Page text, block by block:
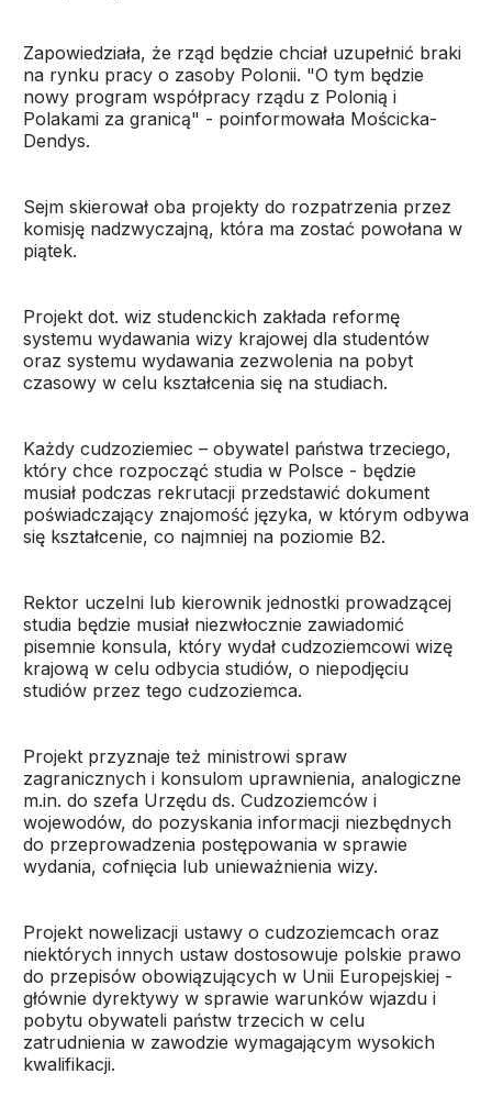
Zapowiedziała, że rząd będzie chciał uzupełnić braki
na rynku pracy o zasoby Polonii. "O tym będzie
nowy program współpracy rządu z Polonią i
Polakami za granicą" - poinformowała Mościcka-
Dendys.
Sejm skierował oba projekty do rozpatrzenia przez
komisję nadzwyczajną, która ma zostać powołana w
piątek.
Projekt dot. wiz studenckich zakłada reformę
systemu wydawania wizy krajowej dla studentów
oraz systemu wydawania zezwolenia na pobyt
czasowy w celu kształcenia się na studiach.
Każdy cudzoziemiec – obywatel państwa trzeciego,
który chce rozpocząć studia w Polsce - będzie
musiał podczas rekrutacji przedstawić dokument
poświadczający znajomość języka, w którym odbywa
się kształcenie, co najmniej na poziomie B2.
Rektor uczelni lub kierownik jednostki prowadzącej
studia będzie musiał niezwłocznie zawiadomić
pisemnie konsula, który wydał cudzoziemcowi wizę
krajową w celu odbycia studiów, o niepodjęciu
studiów przez tego cudzoziemca.
Projekt przyznaje też ministrowi spraw
zagranicznych i konsulom uprawnienia, analogiczne
m.in. do szefa Urzędu ds. Cudzoziemców i
wojewodów, do pozyskania informacji niezbędnych
do przeprowadzenia postępowania w sprawie
wydania, cofnięcia lub unieważnienia wizy.
Projekt nowelizacji ustawy o cudzoziemcach oraz
niektórych innych ustaw dostosowuje polskie prawo
do przepisów obowiązujących w Unii Europejskiej -
głównie dyrektywy w sprawie warunków wjazdu i
pobytu obywateli państw trzecich w celu
zatrudnienia w zawodzie wymagającym wysokich
kwalifikacji.